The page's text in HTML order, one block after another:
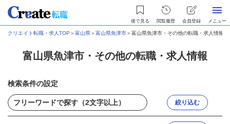
後で見る 閲覧履歴 会員登録 メニュー
クリエイト転職・求人TOP ＞富山県＞富山県魚津市＞富山県魚津市・その他の転職・求人情報
富山県魚津市・その他の転職・求人情報
検索条件の設定
絞り込む